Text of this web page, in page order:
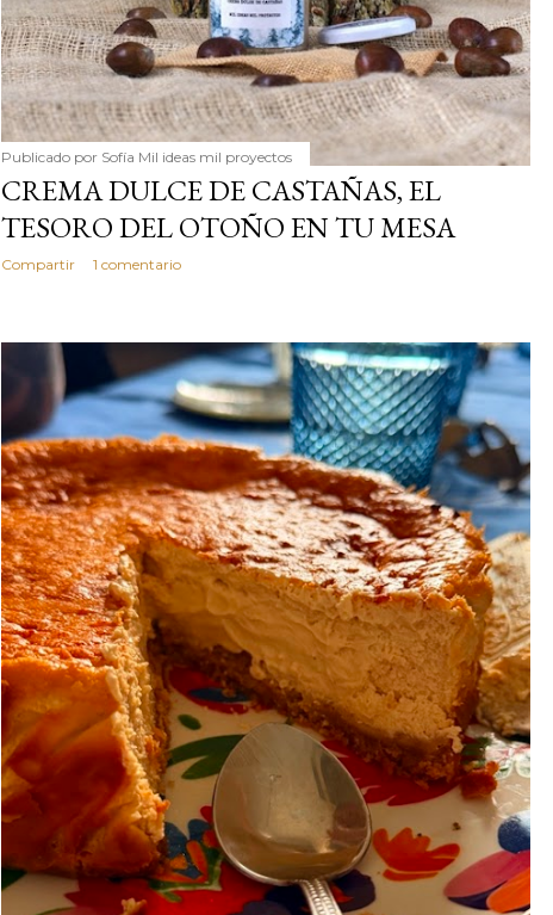
Publicado por Sofía Mil ideas mil proyectos
CREMA DULCE DE CASTAÑAS, EL
TESORO DEL OTOÑO EN TU MESA
Compartir 1 comentario